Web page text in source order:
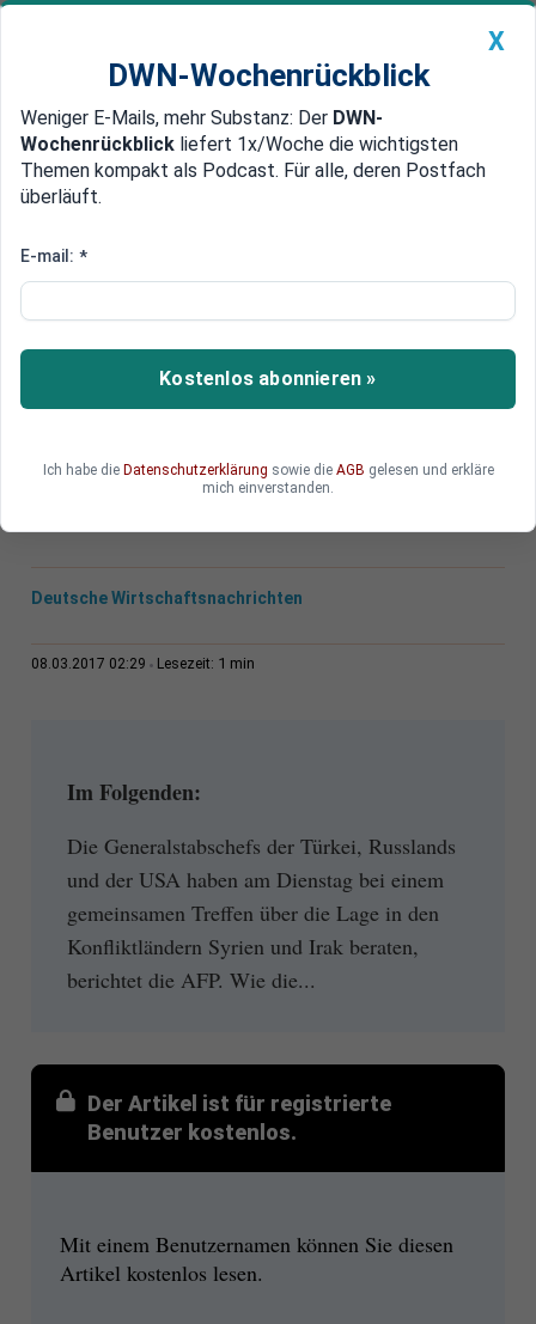
Newsticker MEIN DWN: Geldanlage Premium
Edelmetalle DWN-Magazin China
Treffen in Antalya
USA und Russland sprechen
über militärische Kooperation
gegen IS
Die Generalstabschefs der Türkei, Russlands und
Antalya getroffen. Russland und die USA wollen
im Kampf gegen den IS stärker kooperieren.
Deutsche Wirtschaftsnachrichten
08.03.2017 02:29 Lesezeit: 1 min
Im Folgenden:
Die Generalstabschefs der Türkei, Russlands
und der USA haben am Dienstag bei einem
gemeinsamen Treffen über die Lage in den
Konfliktländern Syrien und Irak beraten,
berichtet die AFP. Wie die...
Der Artikel ist für registrierte
Benutzer kostenlos.
Mit einem Benutzernamen können Sie diesen
Artikel kostenlos lesen.
X
DWN-Wochenrückblick
Weniger E-Mails, mehr Substanz: Der DWN-
Wochenrückblick liefert 1x/Woche die wichtigsten
Themen kompakt als Podcast. Für alle, deren Postfach
überläuft.
E-mail: *
Kostenlos abonnieren »
Ich habe die Datenschutzerklärung sowie die AGB gelesen und erkläre
mich einverstanden.